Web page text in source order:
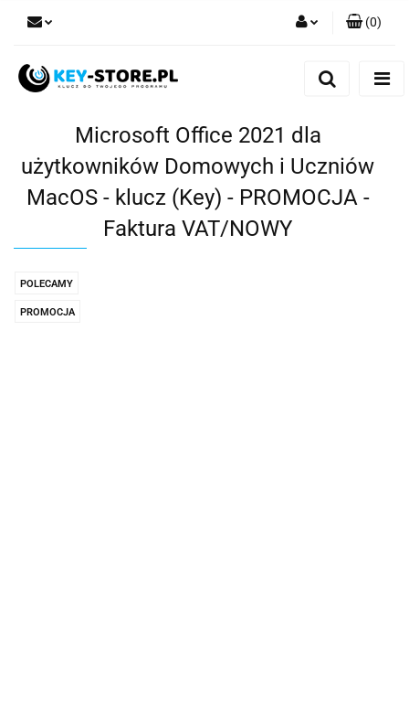
Dodaj zgłoszenie
(0)
Microsoft Office 2021 dla
użytkowników Domowych i Uczniów
MacOS - klucz (Key) - PROMOCJA -
Faktura VAT/NOWY
POLECAMY
PROMOCJA